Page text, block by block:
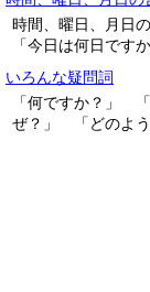
時間、曜日、月日
「今日は何日です
いろんな疑問詞
「何ですか？」
ぜ？」 「どのよう